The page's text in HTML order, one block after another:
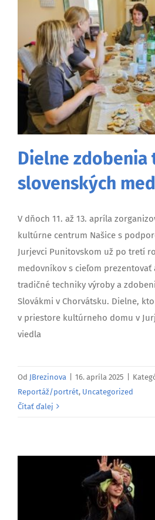
Dielne zdobenia
slovenských
V dňoch 11. až 13. apríla
kultúrne centrum Našice s
Jurjevci Punitovskom už po tretí
medovníkov s cieľom prezentovať
tradičné techniky výroby a
Slovákmi v Chorvátsku. Dielne,
v priestore kultúrneho domu v
viedla
Od JBrezinova 16. apríla 2025
Reportáž/portrét, Uncategorized
Čítať ďalej